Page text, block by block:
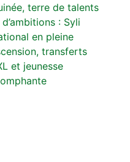
terre de talents
: Syli
en pleine
transferts
et jeunesse